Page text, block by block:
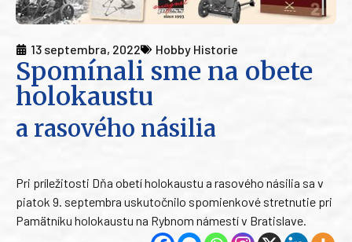
13 septembra, 2022 Hobby Historie
Spomínali sme na obete
holokaustu
a rasového násilia
Pri príležitosti Dňa obetí holokaustu a rasového násilia sa v
piatok 9. septembra uskutočnilo spomienkové stretnutie pri
Pamätníku holokaustu na Rybnom námestí v Bratislave.